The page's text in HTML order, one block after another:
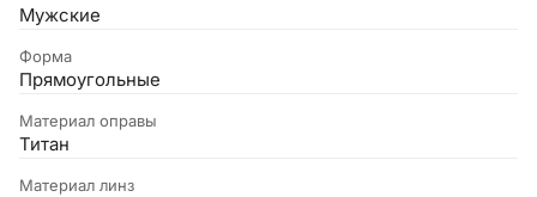
Мужские
Форма
Прямоугольные
Материал оправы
Титан
Материал линз